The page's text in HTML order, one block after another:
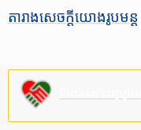
តារាង​សេចក្ដី​យោង​រូបមន្ត